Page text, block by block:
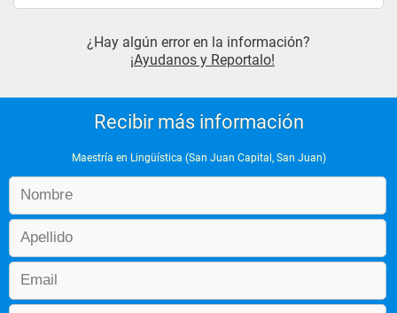
¿Hay algún error en la información?
¡Ayudanos y Reportalo!
Recibir más información
Maestría en Lingüística (San Juan Capital, San Juan)